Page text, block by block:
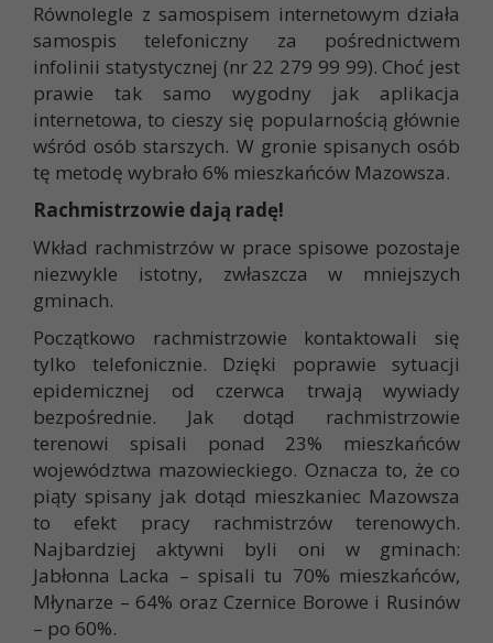
Równolegle z samospisem internetowym działa
samospis telefoniczny za pośrednictwem
infolinii statystycznej (nr 22 279 99 99). Choć jest
prawie tak samo wygodny jak aplikacja
internetowa, to cieszy się popularnością głównie
wśród osób starszych. W gronie spisanych osób
tę metodę wybrało 6% mieszkańców Mazowsza.
Rachmistrzowie dają radę!
Wkład rachmistrzów w prace spisowe pozostaje
niezwykle istotny, zwłaszcza w mniejszych
gminach.
Początkowo rachmistrzowie kontaktowali się
tylko telefonicznie. Dzięki poprawie sytuacji
epidemicznej od czerwca trwają wywiady
bezpośrednie. Jak dotąd rachmistrzowie
terenowi spisali ponad 23% mieszkańców
województwa mazowieckiego. Oznacza to, że co
piąty spisany jak dotąd mieszkaniec Mazowsza
to efekt pracy rachmistrzów terenowych.
Najbardziej aktywni byli oni w gminach:
Jabłonna Lacka – spisali tu 70% mieszkańców,
Młynarze – 64% oraz Czernice Borowe i Rusinów
– po 60%.